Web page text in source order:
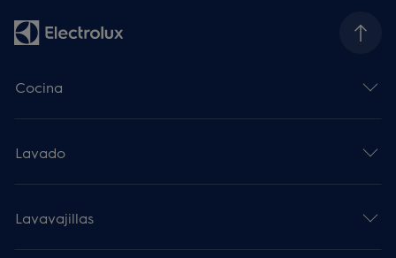
Cocina
Lavado
Lavavajillas